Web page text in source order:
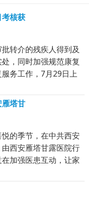
核获
转介的残疾人得到及
，同时加强规范康复
务工作，7月29日上
塔甘
的季节，在中共西安
西安雁塔甘露医院行
加强医患互动，让家